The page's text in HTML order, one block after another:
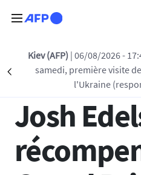
Précédent
Kiev (AFP) | 06/08/2026 -
samedi, première visite
l'Ukraine
Retour à la liste
07 NOV 2025 - 15:23
Josh